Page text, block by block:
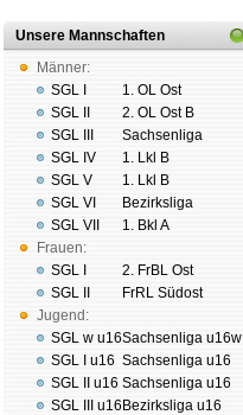
Unsere Mannschaften
Männer:
SGL I
SGL II
SGL III
SGL IV
SGL V
SGL VI
SGL VII
Frauen:
SGL I
SGL II
Jugend:
SGL w u16
SGL I u16
SGL II u16
SGL III u16
1. OL Ost
2. OL Ost B
Sachsenliga
1. Lkl B
1. Lkl B
Bezirksliga
1. Bkl A
2. FrBL Ost
FrRL Südost
Sachsenliga u16w
Sachsenliga u16
Sachsenliga u16
Bezirksliga u16